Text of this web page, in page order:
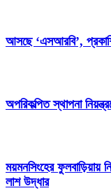
আসছে ‘এসআরবি’,
অপরিকল্পিত স্থাপনা
ময়মনসিংহের ফুলবাড়িয়ায়
লাশ উদ্ধার